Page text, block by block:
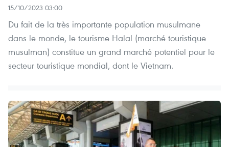
15/10/2023 03:00
Du fait de la très importante population musulmane
dans le monde, le tourisme Halal (marché touristique
musulman) constitue un grand marché potentiel pour le
secteur touristique mondial, dont le Vietnam.